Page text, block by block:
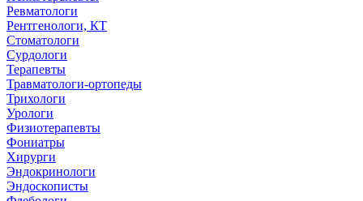
Ревматологи
Рентгенологи, КТ
Стоматологи
Сурдологи
Терапевты
Травматологи-ортопеды
Трихологи
Урологи
Физиотерапевты
Фониатры
Хирурги
Эндокринологи
Эндоскописты